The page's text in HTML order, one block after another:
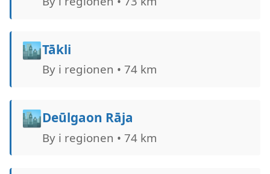
🏙️Tākli
By i regionen • 74 km
🏙️Deūlgaon Rāja
By i regionen • 74 km